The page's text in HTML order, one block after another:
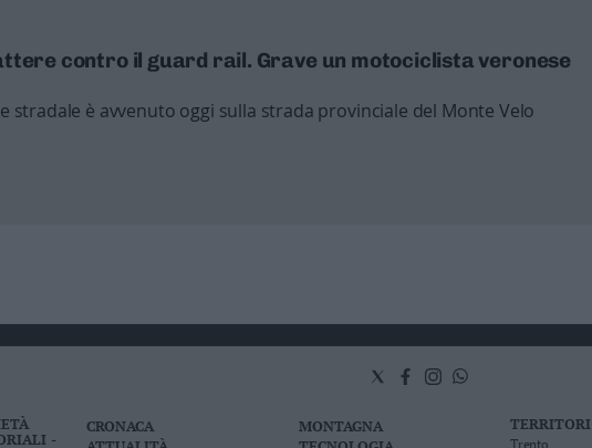
contro il guard rail. Grave un motociclista veronese
stradale è avvenuto oggi sulla strada provinciale del Monte Velo
-
CRONACA
MONTAGNA
TERRITORI
Trento